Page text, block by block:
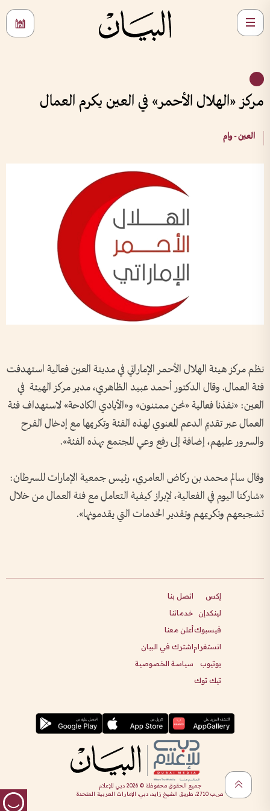
مركز «الهلال الأحمر» في العين يكرم العمال
العين - وام
نظم مركز هيئة الهلال الأحمر الإماراتي في مدينة العين فعالية استهدفت
فئة العمال. وقال الدكتور أحمد عبيد الظاهري، مدير مركز الهيئة في
العين: «نفذنا فعالية «نحن ممتنون» و«الأيادي الكادحة» لاستهداف فئة
العمال عبر تقديم الدعم المعنوي لهذه الفئة وتكريمها مع إدخال الفرح
والسرور عليهم، إضافة إلى رفع وعي المجتمع بهذه الفئة».
وقال سالم محمد بن ركاض العامري، رئيس جمعية الإمارات للسرطان:
«شاركنا اليوم في الفعالية، لإبراز كيفية التعامل مع فئة العمال من خلال
تشجيعهم وتكريمهم وتقدير الخدمات التي يقدمونها».
إكس
لينكدإن
فيسبوك
انستغرام
يوتيوب
تيك توك
اتصل بنا
خدماتنا
أعلن معنا
اشترك في البيان
سياسة الخصوصية
جميع الحقوق محفوظة ©2026 دبي للإعلام
ص.ب 2710، طريق الشيخ زايد، دبي، الإمارات العربية المتحدة